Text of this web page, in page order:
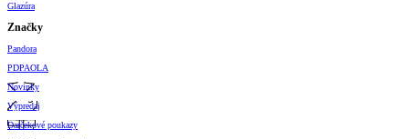
Glazúra
Značky
Pandora
PDPAOLA
Novinky
Výpredaj
Darčekové poukazy